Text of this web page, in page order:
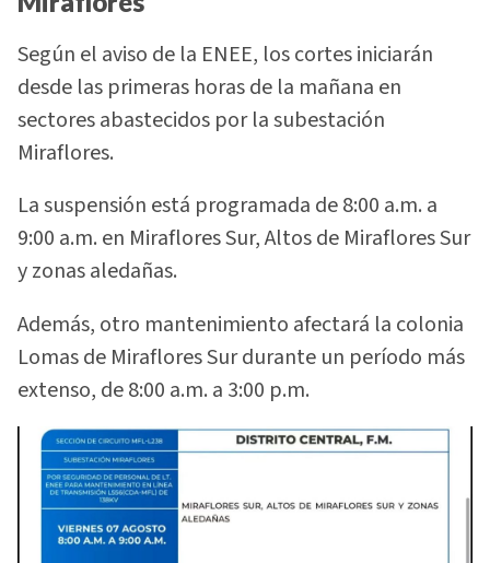
Según el aviso de la ENEE, los cortes iniciarán
desde las primeras horas de la mañana en
sectores abastecidos por la subestación
Miraflores.
La suspensión está programada de 8:00 a.m. a
9:00 a.m. en Miraflores Sur, Altos de Miraflores Sur
y zonas aledañas.
Además, otro mantenimiento afectará la colonia
Lomas de Miraflores Sur durante un período más
extenso, de 8:00 a.m. a 3:00 p.m.